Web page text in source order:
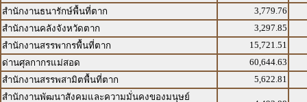
สำนักงานธนารักษ์พื้นที่ตาก
3,779.76
สำนักงานคลังจังหวัดตาก
3,297.85
สำนักงานสรรพากรพื้นที่ตาก
15,721.51
ด่านศุลกากรแม่สอด
60,644.63
สำนักงานสรรพสามิตพื้นที่ตาก
5,622.81
สำนักงานพัฒนาสังคมและความมั่นคงของมนุษย์